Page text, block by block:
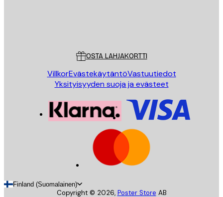
OSTA LAHJAKORTTI
VillkorEvästekäytäntöVastuutiedot
Yksityisyyden suoja ja evästeet
Finland (Suomalainen)
Copyright © 2026, Poster Store AB